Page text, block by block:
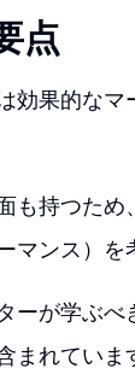
点
果的なマ
も持つた
ンス）を
ーが学ぶ
まれていま